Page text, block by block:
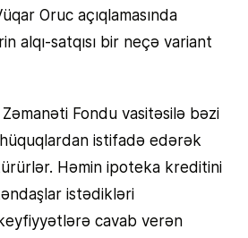
Oruc açıqlamasında
alqı-satqısı bir neçə variant
Fondu vasitəsilə bəzi
istifadə edərək
Həmin ipoteka kreditini
istədikləri
cavab verən